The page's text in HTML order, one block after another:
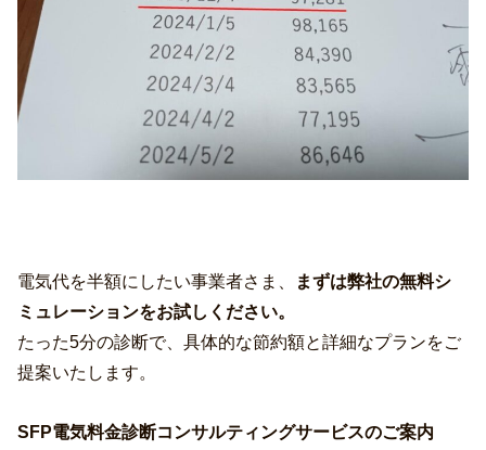
電気代を半額にしたい事業者さま、
まずは弊社の無料シ
ミュレーションをお試しください。
たった5分の診断で、具体的な節約額と詳細なプランをご
提案いたします。
SFP電気料金診断コンサルティングサービスのご案内